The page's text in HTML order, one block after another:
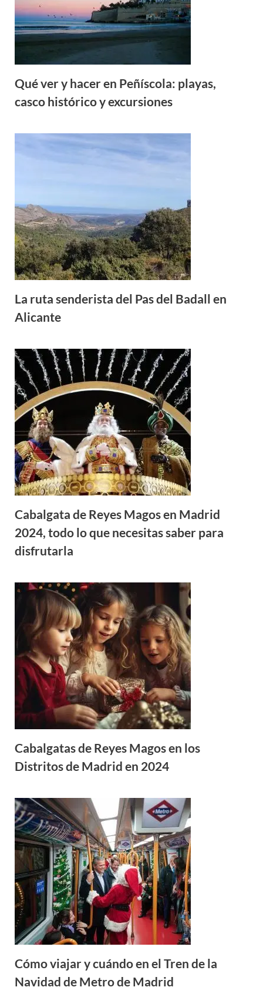
Qué ver y hacer en Peñíscola: playas,
casco histórico y excursiones
La ruta senderista del Pas del Badall en
Alicante
Cabalgata de Reyes Magos en Madrid
2024, todo lo que necesitas saber para
disfrutarla
Cabalgatas de Reyes Magos en los
Distritos de Madrid en 2024
Cómo viajar y cuándo en el Tren de la
Navidad de Metro de Madrid